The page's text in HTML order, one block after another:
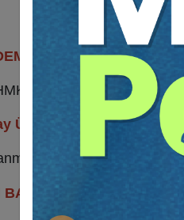
Oturum Başkanı
ve Boşanma Davaları
Üyesi): Boşanma
Davalarında Yargıtay
BAM 11. Hukuk Dairesi